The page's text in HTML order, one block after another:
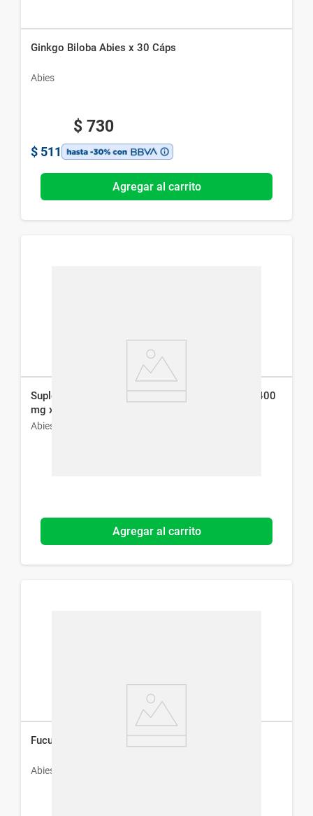
Ginkgo Biloba Abies x 30 Cáps
Abies
$ 730
$ 511
Agregar al carrito
Suplemento Dietario Citrato de Magnesio Abies 400
mg x 60 Cap
Abies
Agregar al carrito
Fucus Abies x 60 Cáps
Abies